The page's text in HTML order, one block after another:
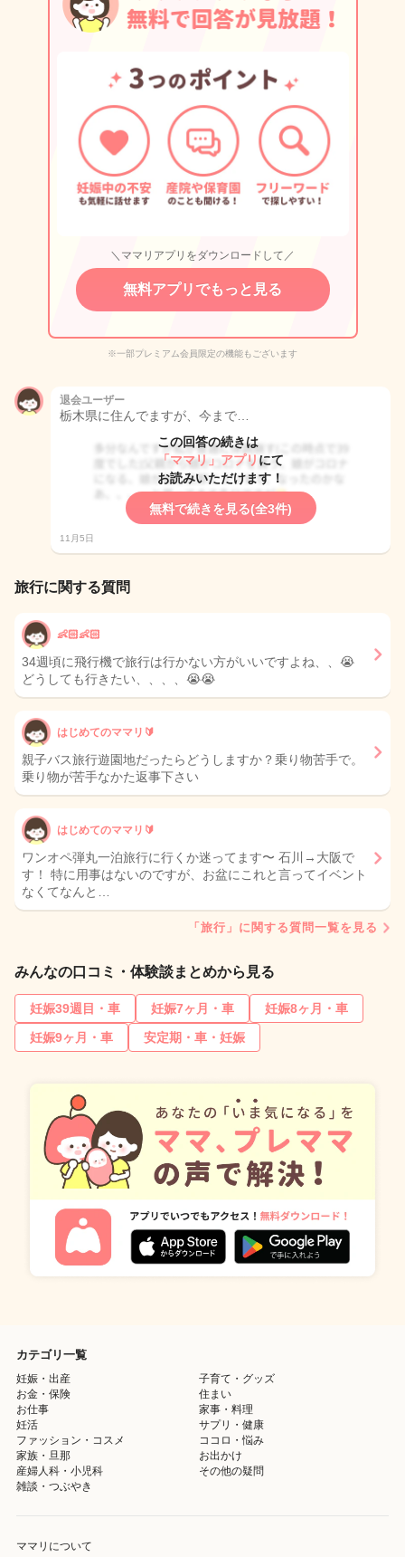
＼ママリアプリをダウンロードして／
無料アプリでもっと見る
※一部プレミアム会員限定の機能もございます
退会ユーザー
栃木県に住んでますが、今まで…
この回答の続きは
「ママリ」アプリ にて
お読みいただけます！
無料で続きを見る(全3件)
11月5日
旅行に関する質問
👶🏻👶🏻
34週頃に飛行機で旅行は行かない方がいいですよね、、😭
どうしても行きたい、、、、😭😭
はじめてのママリ🔰
親子バス旅行遊園地だったらどうしますか？乗り物苦手で。
乗り物が苦手なかた返事下さい
はじめてのママリ🔰
ワンオペ弾丸一泊旅行に行くか迷ってます〜 石川→大阪で
す！ 特に用事はないのですが、お盆にこれと言ってイベント
なくてなんと…
「旅行」に関する質問一覧を見る
みんなの口コミ・体験談まとめから見る
妊娠39週目・車 妊娠7ヶ月・車
妊娠8ヶ月・車
妊娠9ヶ月・車
安定期・車・妊娠
カテゴリ一覧
妊娠・出産
子育て・グッズ
お金・保険
住まい
お仕事
家事・料理
妊活
サプリ・健康
ファッション・コスメ
ココロ・悩み
家族・旦那
お出かけ
産婦人科・小児科
その他の疑問
雑談・つぶやき
ママリについて